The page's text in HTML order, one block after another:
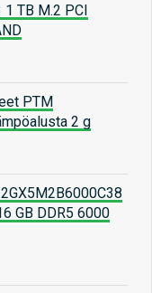
TB M.2 PCI
PTM
2 g
GB DDR5 6000